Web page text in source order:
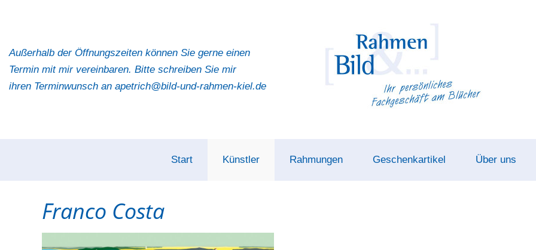
Außerhalb der Öffnungszeiten können Sie gerne einen
Termin mit mir vereinbaren. Bitte schreiben Sie mir
ihren Terminwunsch an apetrich@bild-und-rahmen-kiel.de
Start Künstler Rahmungen Geschenkartikel Über uns
Franco Costa